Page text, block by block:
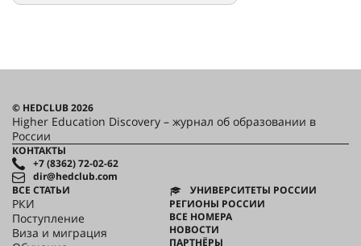
© HEDCLUB 2026
Higher Education Discovery – журнал об образовании в
России
КОНТАКТЫ
+7 (8362) 72-02-62
dir@hedclub.com
ВСЕ СТАТЬИ
РКИ
Поступление
Виза и миграция
УНИВЕРСИТЕТЫ РОССИИ
РЕГИОНЫ РОССИИ
ВСЕ НОМЕРА
НОВОСТИ
ПАРТНЁРЫ